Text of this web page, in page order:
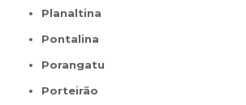
Planaltina
Pontalina
Porangatu
Porteirão